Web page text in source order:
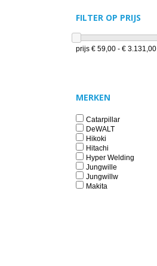
FILTER OP PRIJS
prijs € 59,00 - € 3.131,00
MERKEN
Catarpillar
DeWALT
Hikoki
Hitachi
Hyper Welding
Jungwille
Jungwillw
Makita